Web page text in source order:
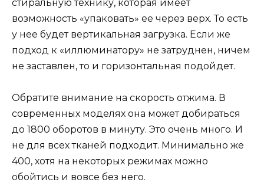
стиральную технику, которая имеет
возможность «упаковать» ее через верх. То есть
у нее будет вертикальная загрузка. Если же
подход к «иллюминатору» не затруднен, ничем
не заставлен, то и горизонтальная подойдет.
Обратите внимание на скорость отжима. В
современных моделях она может добираться
до 1800 оборотов в минуту. Это очень много. И
не для всех тканей подходит. Минимально же
400, хотя на некоторых режимах можно
обойтись и вовсе без него.